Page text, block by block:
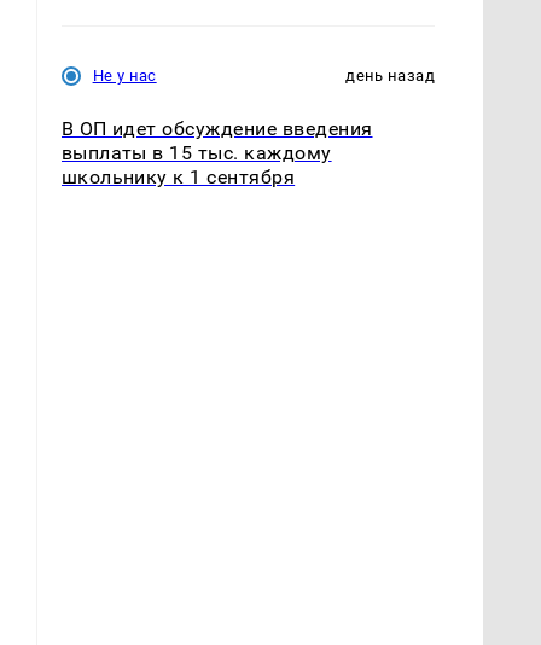
Не у нас день назад
В ОП идет обсуждение введения
выплаты в 15 тыс. каждому
школьнику к 1 сентября